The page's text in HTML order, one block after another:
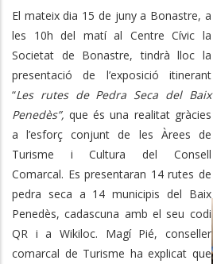
El mateix dia 15 de juny a Bonastre, a
les 10h del matí al Centre Cívic la
Societat de Bonastre, tindrà lloc la
presentació de l’exposició itinerant
“Les rutes de Pedra Seca del Baix
Penedès”,que és una realitat gràcies
a l’esforç conjunt de les Àrees de
Turisme i Cultura del Consell
Comarcal. Es presentaran 14 rutes de
pedra seca a 14 municipis del Baix
Penedès, cadascuna amb el seu codi
QR i a Wikiloc. Magí Pié, conseller
comarcal de Turisme ha explicat que